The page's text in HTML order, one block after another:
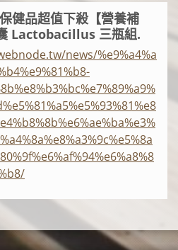
健品超值下殺【營養補
Lactobacillus 三瓶組.
news/%e9%a4%a